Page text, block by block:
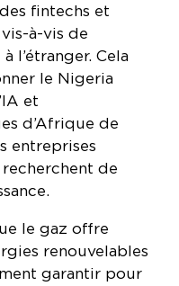
à-vis de
l’étranger. Cela
le Nigeria
et
d’Afrique de
entreprises
de
renouvelables
garantir pour
marchés